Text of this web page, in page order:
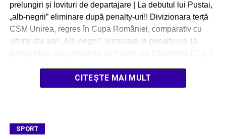
prelungiri și lovituri de departajare | La debutul lui Pustai,
„alb-negrii” eliminare după penalty-uri!! Divizionara terță
CSM Unirea, regres în Cupa României, comparativ cu
ultimii doi ani! „Alb-negrii”, eliminare la penalty-uri, la
CITEȘTE MAI MULT
SPORT